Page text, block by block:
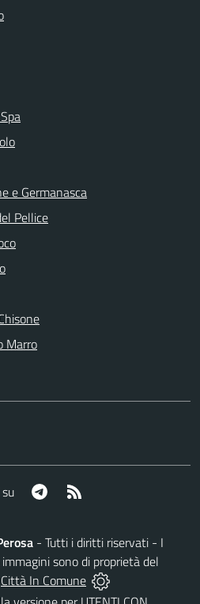
e Germanasca
Pellice
Marro
Telegram
- Tutti i diritti riservati - I
sono di proprietà del
Città In Comune